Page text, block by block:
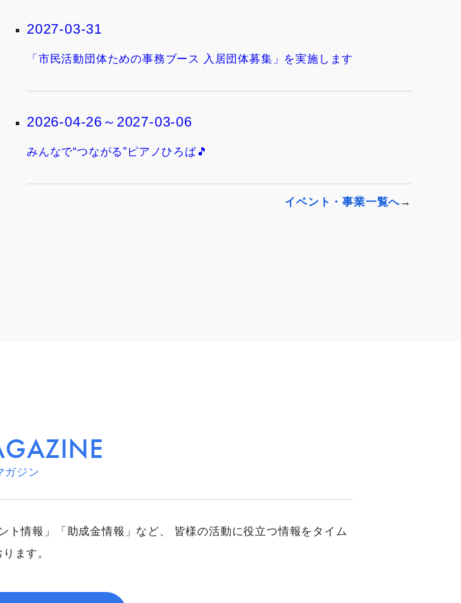
2027-03-31
「市民活動団体ための事務ブース 入居団体募集」を実施します
2026-04-26～2027-03-06
みんなで“つながる”ピアノひろば🎵
イベント・事業一覧へ
ガジン
情報」「助成金情報」など、 皆様の活動に役立つ情報をタイム
ます。